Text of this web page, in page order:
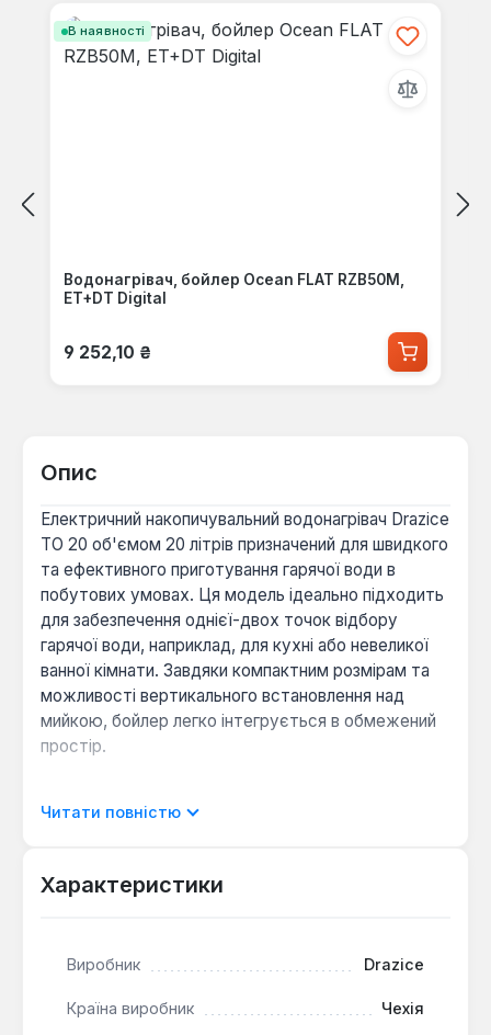
В наявності
Водонагрівач, бойлер Ocean FLAT RZB50M,
ET+DT Digital
Звичайна ціна:
9 252,10 ₴
Опис
Електричний накопичувальний водонагрівач Drazice
TO 20 об'ємом 20 літрів призначений для швидкого
та ефективного приготування гарячої води в
побутових умовах. Ця модель ідеально підходить
для забезпечення однієї-двох точок відбору
гарячої води, наприклад, для кухні або невеликої
ванної кімнати. Завдяки компактним розмірам та
можливості вертикального встановлення над
мийкою, бойлер легко інтегрується в обмежений
простір.
Резервуар водонагрівача виготовлений зі сталі та
служби пристрою. Нагрівання води здійснюється
зменшує утворення накипу на нагрівальному
його довговічність. Високоякісна поліуретанова
Читати повністю
Характеристики
Виробник Drazice
Країна виробник Чехія